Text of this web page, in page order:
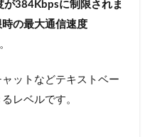
384Kbpsに制限されま
の最大通信速度
ットなどテキストベー
レベルです。